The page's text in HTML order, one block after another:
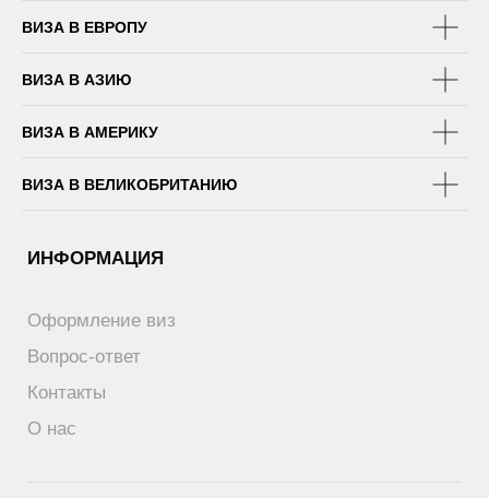
ВИЗА В ЕВРОПУ
ВИЗА В АЗИЮ
ВИЗА В АМЕРИКУ
ВИЗА В ВЕЛИКОБРИТАНИЮ